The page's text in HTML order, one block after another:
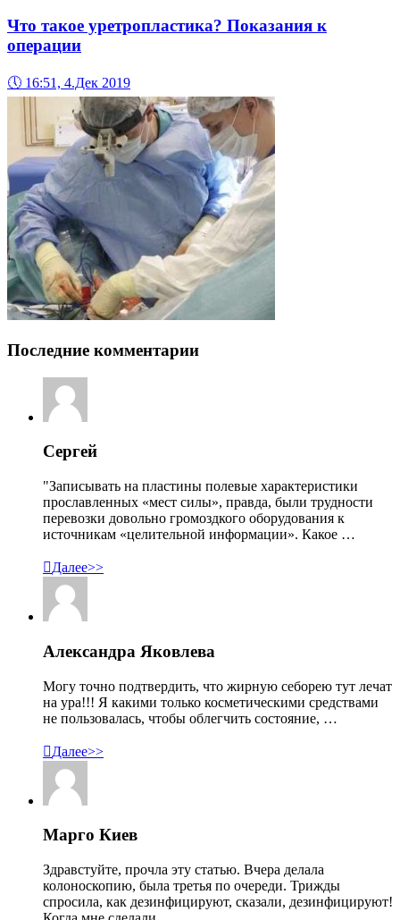
Что такое уретропластика? Показания к
операции
🕔 16:51, 4.Дек 2019
Последние комментарии
Сергей
"Записывать на пластины полевые характеристики
прославленных «мест силы», правда, были трудности
перевозки довольно громоздкого оборудования к
источникам «целительной информации». Какое …
Далее>>
Александра Яковлева
Могу точно подтвердить, что жирную себорею тут лечат
на ура!!! Я какими только косметическими средствами
не пользовалась, чтобы облегчить состояние, …
Далее>>
Марго Киев
Здравстуйте, прочла эту статью. Вчера делала
колоноскопию, была третья по очереди. Трижды
спросила, как дезинфицируют, сказали, дезинфицируют!